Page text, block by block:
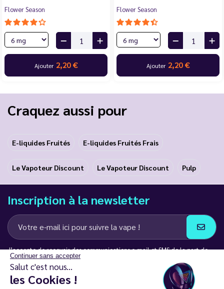
Continuer sans accepter
Salut c'est nous...
les Cookies !
Flower Season
Ajouter 2,20 €
Flower Season
Ajouter 2,20 €
Craquez aussi pour
E-liquides Fruités E-liquides Fruités Frais
Le Vapoteur Discount Le Vapoteur Discount Pulp
Inscription à la newsletter
J’accepte de recevoir des communications e-mail et SMS de la part de
LD Groupe